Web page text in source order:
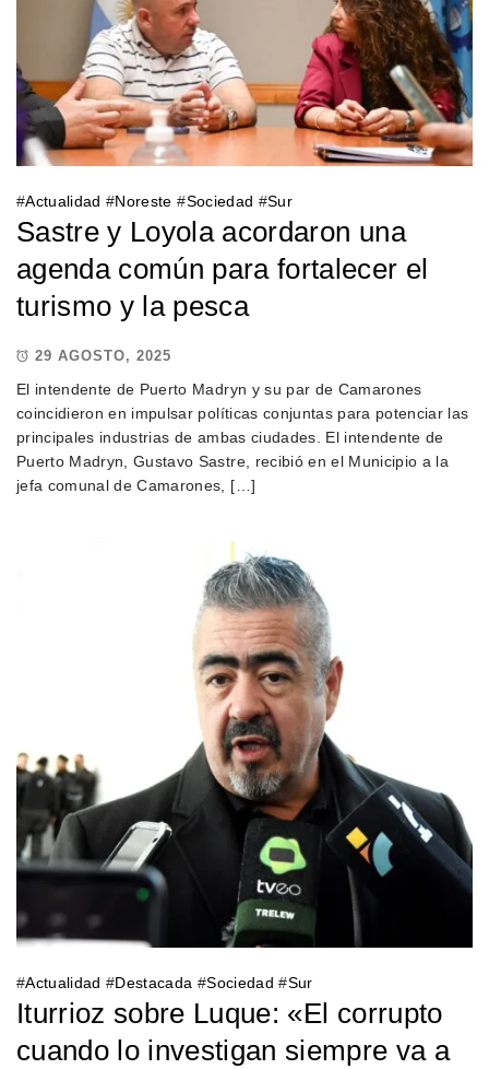
#Actualidad #Noreste #Sociedad #Sur
Sastre y Loyola acordaron una
agenda común para fortalecer el
turismo y la pesca
29 AGOSTO, 2025
El intendente de Puerto Madryn y su par de Camarones
coincidieron en impulsar políticas conjuntas para potenciar las
principales industrias de ambas ciudades. El intendente de
Puerto Madryn, Gustavo Sastre, recibió en el Municipio a la
jefa comunal de Camarones, […]
#Actualidad #Destacada #Sociedad #Sur
Iturrioz sobre Luque: «El corrupto
cuando lo investigan siempre va a